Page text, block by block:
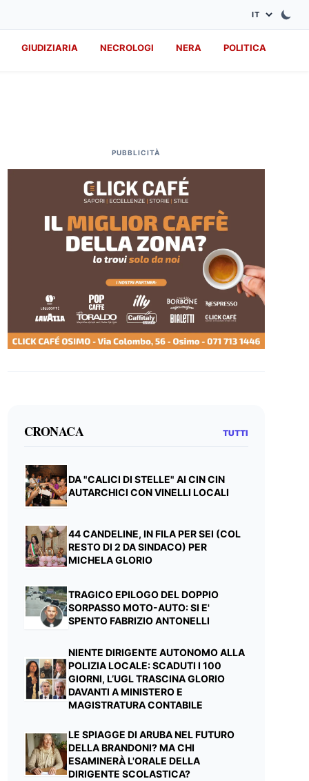
GIUDIZIARIA NECROLOGI NERA POLITICA
PUBBLICITÀ
CRONACA TUTTI
DA "CALICI DI STELLE" AI CIN CIN
AUTARCHICI CON VINELLI LOCALI
44 CANDELINE, IN FILA PER SEI (COL
RESTO DI 2 DA SINDACO) PER
MICHELA GLORIO
TRAGICO EPILOGO DEL DOPPIO
SORPASSO MOTO-AUTO: SI E'
SPENTO FABRIZIO ANTONELLI
NIENTE DIRIGENTE AUTONOMO ALLA
POLIZIA LOCALE: SCADUTI I 100
GIORNI, L’UGL TRASCINA GLORIO
DAVANTI A MINISTERO E
MAGISTRATURA CONTABILE
LE SPIAGGE DI ARUBA NEL FUTURO
DELLA BRANDONI? MA CHI
ESAMINERÀ L'ORALE DELLA
DIRIGENTE SCOLASTICA?